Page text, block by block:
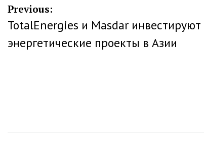
Навигация
по
записям
Previous:
TotalEnergies и Masdar
энергетические проекты в Азии